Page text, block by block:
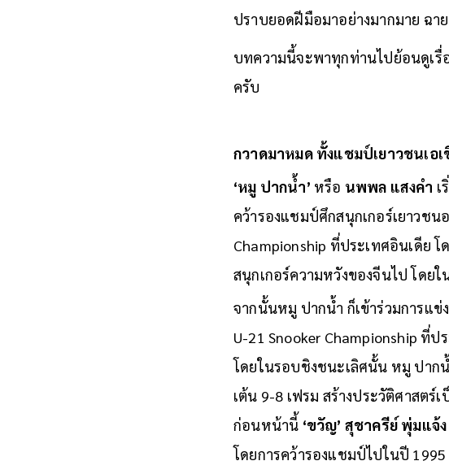
ปราบยอดฝีมือมาอย่างมากมาย ฉา
บทความนี้จะพาทุกท่านไปย้อนดูเรื่อ
ครับ
กวาดมาหมด ทั้งแชมป์เยาวชนเอเ
‘หมู ปากน้ำ’ หรือ นพพล แสงคำ เ
คว้ารองแชมป์ศึกสนุกเกอร์เยาวชน
Championship ที่ประเทศอินเดีย
สนุกเกอร์ความหวังของจีนไป โด
จากนั้นหมู ปากน้ำ ก็เข้าร่วมการแข่
U-21 Snooker Championship ที่
โดยในรอบชิงชนะเลิศนั้น หมู ปาก
เต้น 9-8 เฟรม สร้างประวัติศาสต
ก่อนหน้านี้ ‘ขวัญ’ สุชาครีย์ พุ่มแจ้ง
โดยการคว้ารองแชมป์ไปในปี